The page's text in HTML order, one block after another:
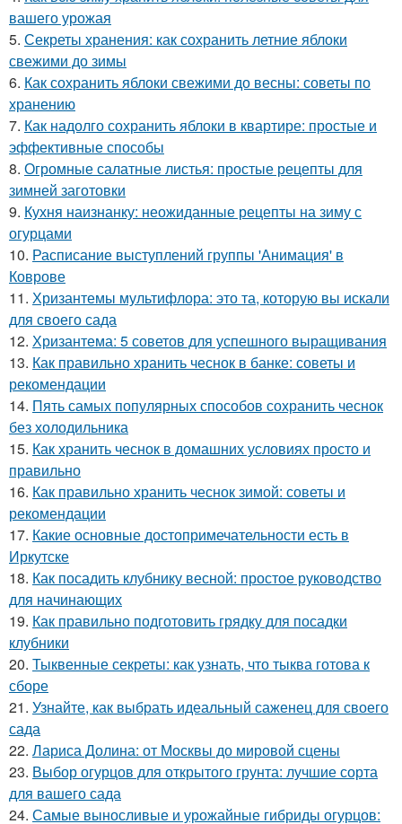
вашего урожая
5. Секреты хранения: как сохранить летние яблоки
свежими до зимы
6. Как сохранить яблоки свежими до весны: советы по
хранению
7. Как надолго сохранить яблоки в квартире: простые и
эффективные способы
8. Огромные салатные листья: простые рецепты для
зимней заготовки
9. Кухня наизнанку: неожиданные рецепты на зиму с
огурцами
10. Расписание выступлений группы 'Анимация' в
Коврове
11. Хризантемы мультифлора: это та, которую вы искали
для своего сада
12. Хризантема: 5 советов для успешного выращивания
13. Как правильно хранить чеснок в банке: советы и
рекомендации
14. Пять самых популярных способов сохранить чеснок
без холодильника
15. Как хранить чеснок в домашних условиях просто и
правильно
16. Как правильно хранить чеснок зимой: советы и
рекомендации
17. Какие основные достопримечательности есть в
Иркутске
18. Как посадить клубнику весной: простое руководство
для начинающих
19. Как правильно подготовить грядку для посадки
клубники
20. Тыквенные секреты: как узнать, что тыква готова к
сборе
21. Узнайте, как выбрать идеальный саженец для своего
сада
22. Лариса Долина: от Москвы до мировой сцены
23. Выбор огурцов для открытого грунта: лучшие сорта
для вашего сада
24. Самые выносливые и урожайные гибриды огурцов: